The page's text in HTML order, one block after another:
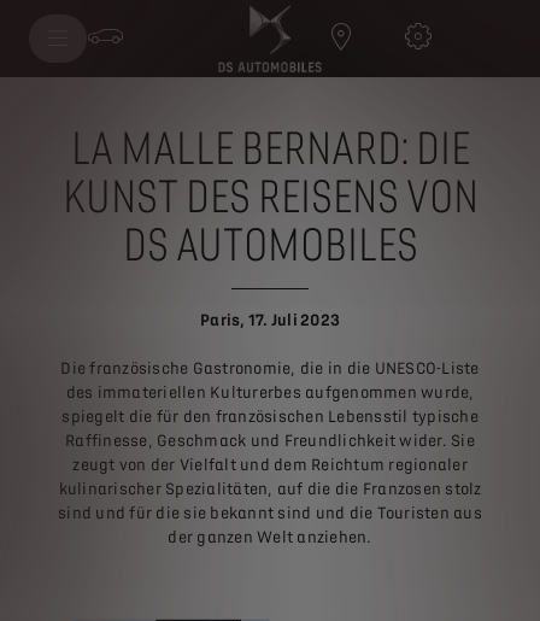
LA MALLE BERNARD: DIE
KUNST DES REISENS VON
DS AUTOMOBILES
Paris, 17. Juli 2023
Die französische Gastronomie, die in die UNESCO-Liste
des immateriellen Kulturerbes aufgenommen wurde,
spiegelt die für den französischen Lebensstil typische
Raffinesse, Geschmack und Freundlichkeit wider. Sie
zeugt von der Vielfalt und dem Reichtum regionaler
kulinarischer Spezialitäten, auf die die Franzosen stolz
sind und für die sie bekannt sind und die Touristen aus
der ganzen Welt anziehen.